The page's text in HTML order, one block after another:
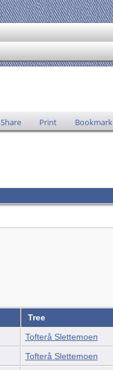
Share Print Bookmark
Tree
Tofterå Slettemoen
Tofterå Slettemoen